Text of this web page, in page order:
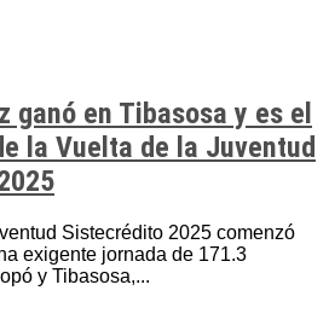
ganó en Tibasosa y es el
la Vuelta de la Juventud
Sistecrédito 2025 comenzó
exigente jornada de 171.3
y Tibasosa,...